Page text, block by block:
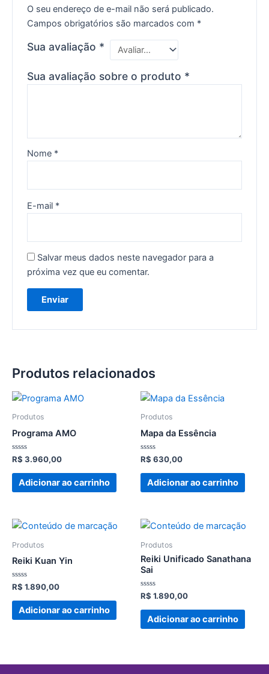
O seu endereço de e-mail não será publicado.
Campos obrigatórios são marcados com *
Sua avaliação *
Sua avaliação sobre o produto *
Nome *
E-mail *
Salvar meus dados neste navegador para a
próxima vez que eu comentar.
Produtos relacionados
Produtos
Programa AMO
Avaliação
0
de
R$ 3.960,00
Adicionar ao carrinho
Produtos
Mapa da Essência
Avaliação
0
de
R$ 630,00
Adicionar ao carrinho
Produtos
Reiki Kuan Yin
Avaliação
0
de
R$ 1.890,00
Adicionar ao carrinho
Produtos
Reiki Unificado Sanathana
Sai
Avaliação
0
de
R$ 1.890,00
Adicionar ao carrinho